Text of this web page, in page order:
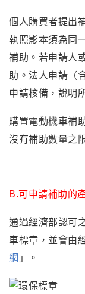
個人購買者提出
執照影本須為同
補助。若申請人
助。 法人申請（
申請核備，說明
購置電動機車補
沒有補助數量之
B.可申請補助的
通過經濟部認可
車標章， 並會由
網 」 。